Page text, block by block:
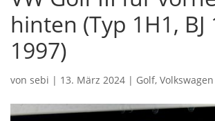
hinten (Typ 1H1, BJ
1997)
von sebi | 13. März 2024 | Golf, Volkswagen